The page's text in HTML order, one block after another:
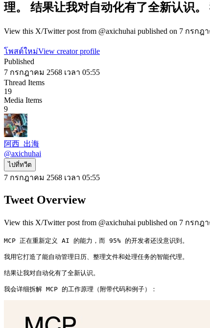
理。 结果让我对自动化有了全新认识
View this X/Twitter post from @axichuhai published on 7 กรกฎ
โพสต์ใหม่View creator profile
Published
7 กรกฎาคม 2568 เวลา 05:55
Thread Items
19
Media Items
9
阿西_出海
@axichuhai
ไปที่ทวีต
7 กรกฎาคม 2568 เวลา 05:55
Tweet Overview
View this X/Twitter post from @axichuhai published on 7 กรกฎ
MCP 正在重新定义 AI 的能力，而 95% 的开发者还没意识到。
我用它打造了能自动管理日历、整理文件和处理任务的智能代理。
结果让我对自动化有了全新认识。
我会详细拆解 MCP 的工作原理（附带代码和例子）：